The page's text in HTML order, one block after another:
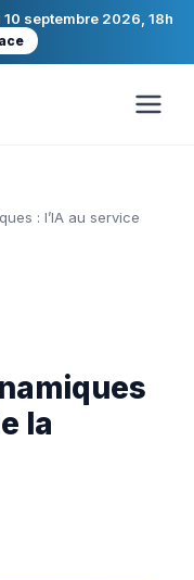
septembre 2026, 18h
: l’IA au service
la